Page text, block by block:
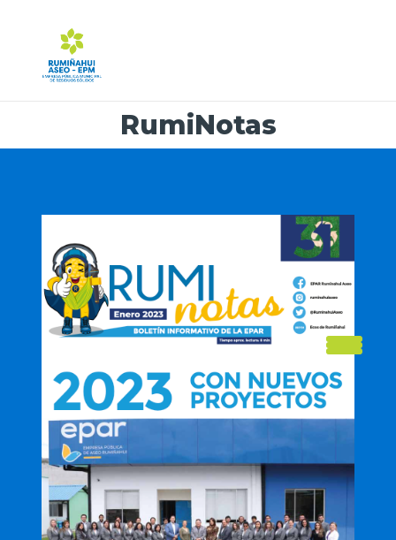
RumiNotas